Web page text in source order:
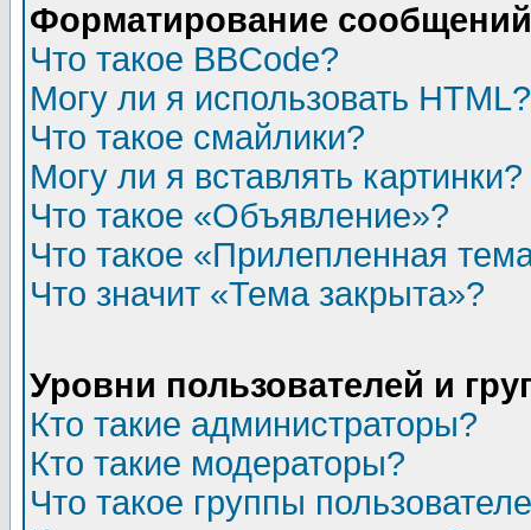
Форматирование
Что такое BBCode?
Могу ли я использовать HTML?
Что такое смайлики?
Могу ли я вставлять картинки?
Что такое «Объявление»?
Что такое «Прилепленная
Что значит «Тема закрыта»?
Уровни пользователей и
Кто такие администраторы?
Кто такие модераторы?
Что такое группы